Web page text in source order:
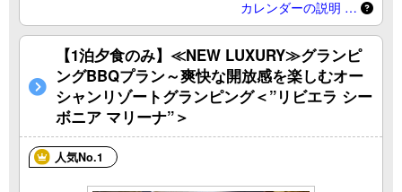
カレンダーの説明 …
【1泊夕食のみ】≪NEW LUXURY≫グランピ
ングBBQプラン～爽快な開放感を楽しむオー
シャンリゾートグランピング＜”リビエラ シー
ボニア マリーナ”＞
人気No.1